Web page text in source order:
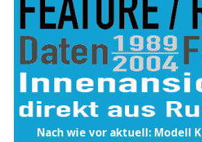
Nach wie vor aktuell: Modell